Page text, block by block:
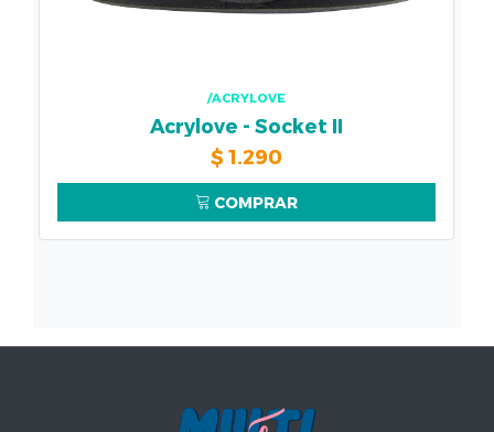
/ACRYLOVE
Acrylove - Socket II
$1.290
COMPRAR